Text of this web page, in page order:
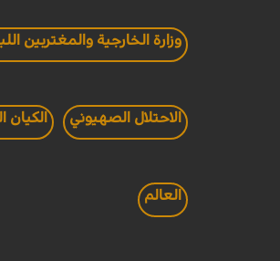
وزارة الخارجية والمغتربين
الاحتلال الصهيوني الكيان
العالم